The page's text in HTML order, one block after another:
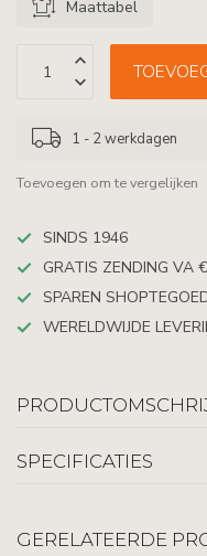
Maattabel
1 - 2 werkdagen
Toevoegen om te vergelijken
SINDS 1946
GRATIS ZENDING VA
SPAREN
WERELDWIJDE
SPECIFICATIES
GERELATEERDE